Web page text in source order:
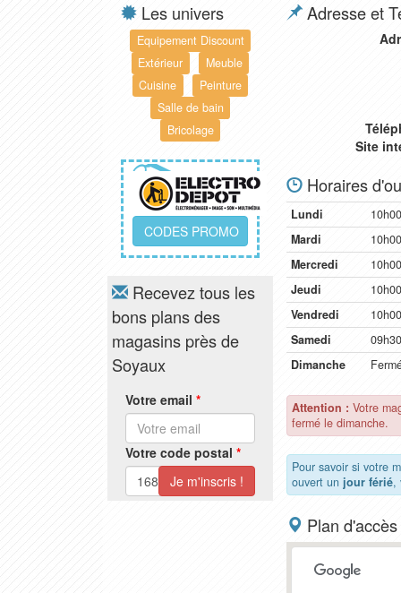
Les univers
Equipement Discount
Extérieur
Meuble
Cuisine
Peinture
Salle de bain
Bricolage
CODES PROMO
Recevez tous les
bons plans des
magasins près de
Soyaux
Votre email *
Votre code postal *
Adresse et
Site
Horaires
Lundi
Mardi
Mercredi
Jeudi
Vendredi
Samedi
Dimanche
Attention : Votre
fermé le dimanche.
Pour savoir si votre
ouvert un jour férié,
Plan d'accès